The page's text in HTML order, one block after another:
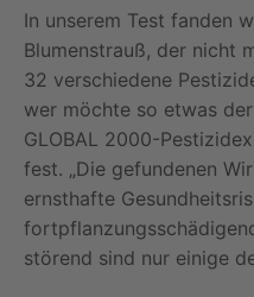
In unserem Test fanden
Blumenstrauß, der nicht
32 verschiedene
wer möchte so etwas
GLOBAL 2000-
fest. „Die gefundenen
ernsthafte
störend sind nur einige